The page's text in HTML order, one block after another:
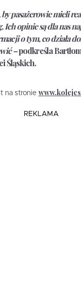
pasażerowie mieli
Ich opinie są dla nas
o tym, co działa
–podkreśla
Śląskich.
na stronie
REKLAMA